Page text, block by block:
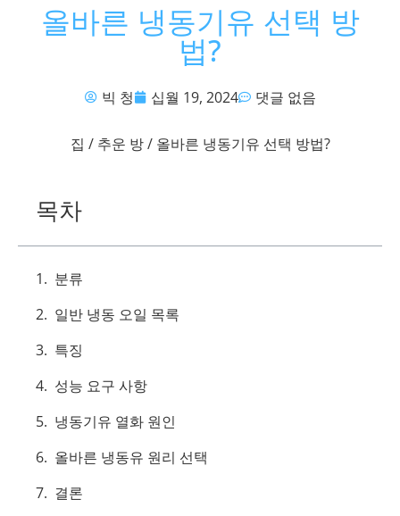
올바른 냉동기유 선택 방
법?
빅 청 십월 19, 2024 댓글 없음
집 / 추운 방/ 올바른 냉동기유 선택 방법?
목차
분류
일반 냉동 오일 목록
특징
성능 요구 사항
냉동기유 열화 원인
올바른 냉동유 원리 선택
결론